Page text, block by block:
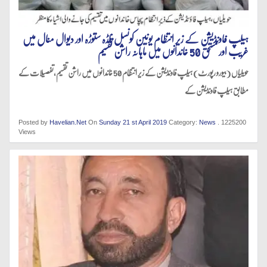
ہیلپ فاونڈیشن کے زیر انتظام یونین کونسل ناڑہ ستوڑہ اور دیوال منال میں
غریب اور مستحق 50 خاندانوں میں ماہانہ راشن تقسیم
حویلیاں (بیورو رپورٹ) ہیلپ فاونڈیشن کے زیر انتظام 50 خاندانوں میں راشن تقسیم،تفصیلات کے
مطابق ہیلپ فاونڈیشن کے
Posted by Havelian.Net On Sunday 21 st April 2019 Category: News . 1225200
Views